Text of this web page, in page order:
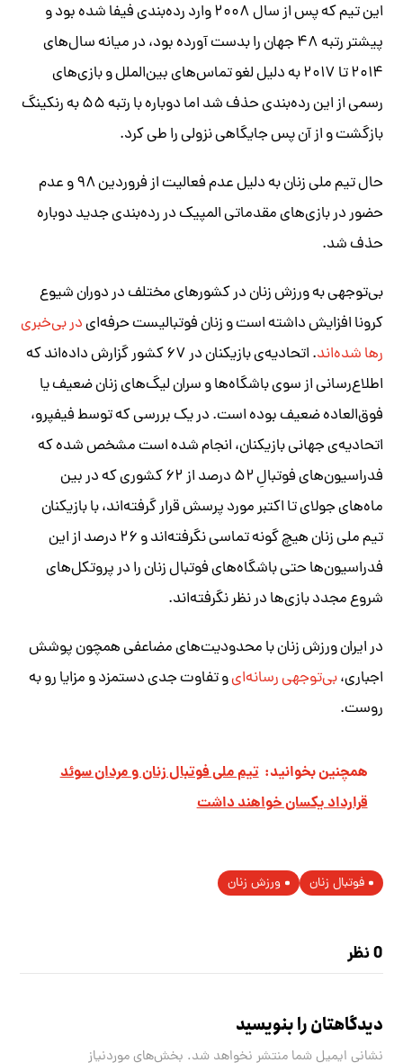
این تیم که پس از سال ۲۰۰۸ وارد رده‌بندی فیفا شده بود و
پیشتر رتبه ۴۸ جهان را بدست آورده بود، در میانه سال‌های
۲۰۱۴ تا ۲۰۱۷ به دلیل لغو تماس‌های بین‌الملل و بازی‌های
رسمی از این رده‌بندی حذف شد اما دوباره با رتبه ۵۵ به رنکینگ
بازگشت و از آن پس جایگاهی نزولی را طی کرد.
حال تیم ملی زنان به دلیل عدم‌ فعالیت از فروردین ۹۸ و عدم
حضور در بازی‌های مقدماتی المپیک در رده‌بندی جدید دوباره
حذف شد.
بی‌توجهی به ورزش‌ زنان در کشورهای مختلف در دوران شیوع
کرونا افزایش داشته است و زنان فوتبالیست حرفه‌ایدر بی‌خبری
رها شده‌اند
. اتحادیه‌ی بازیکنان در ۶۷ کشور گزارش داده‌اند که
اطلاع‌رسانی از سوی باشگاه‌ها و سران لیگ‌های زنان ضعیف یا
فوق‌العاده ضعیف بوده است. در یک بررسی که توسط فیفپرو،
اتحادیه‌ی جهانی بازیکنان، انجام شده است مشخص شده که
فدراسیون‌های فوتبالِ ۵۲ درصد از ۶۲ کشوری که در بین
ماه‌های جولای تا اکتبر مورد پرسش قرار گرفته‌اند، با بازیکنان
تیم ملی زنان هیچ گونه تماسی نگرفته‌اند و ۲۶ درصد از این
فدراسیون‌ها حتی باشگاه‌های فوتبال زنان را در پروتکل‌های
شروع مجدد بازی‌ها در نظر نگرفته‌اند.
در ایران ورزش زنان با محدودیت‌های مضاعفی همچون پوشش
اجباری،بی‌توجهی رسانه‌ایو تفاوت جدی دستمزد و مزایا رو به
روست.
همچنین بخوانید: تیم ملی فوتبال زنان و مردان سوئد
قرارداد یکسان خواهند داشت
فوتبال زنان ورزش زنان
0 نظر
دیدگاهتان را بنویسید
نشانی ایمیل شما منتشر نخواهد شد. بخش‌های موردنیاز